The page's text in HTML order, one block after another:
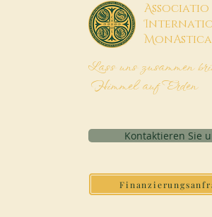
Associatio
I
MonAstica
Lass uns zusammen
Himmel auf Erden
Kontaktieren Sie